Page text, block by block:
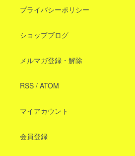
プライバシーポリシー
ショップブログ
メルマガ登録・解除
RSS / ATOM
マイアカウント
会員登録